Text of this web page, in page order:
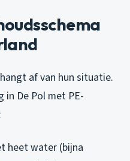
af van hun situatie.
in De Pol met PE-
heet water (bijna